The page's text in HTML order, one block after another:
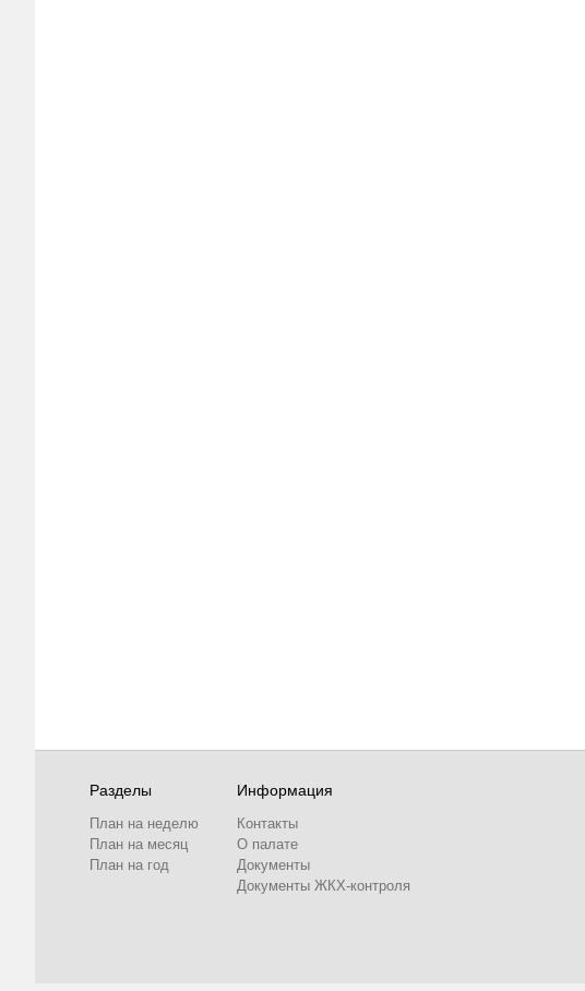
Разделы
План на неделю
План на месяц
План на год
Информация
Контакты
О палате
Документы
Документы ЖКХ-контроля